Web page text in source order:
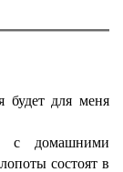
будет для меня
домашними
состоят в